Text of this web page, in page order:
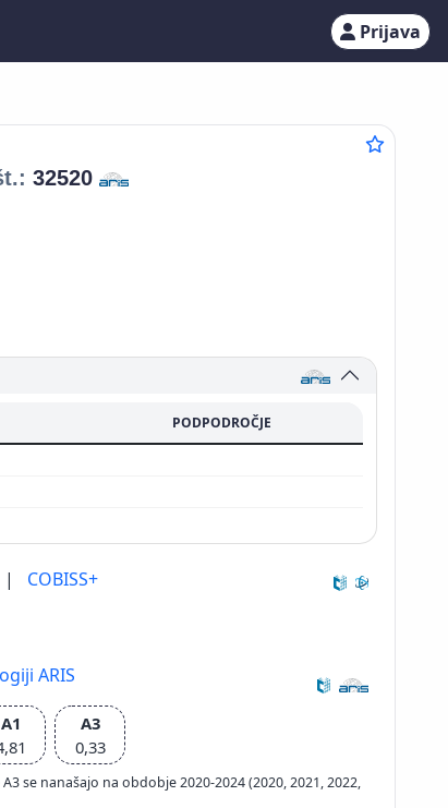
Prijava
32520
PODPODROČJE
| COBISS+
ARIS
A1
A3
0,33
se nanašajo na obdobje 2020-2024 (2020, 2021, 2022,